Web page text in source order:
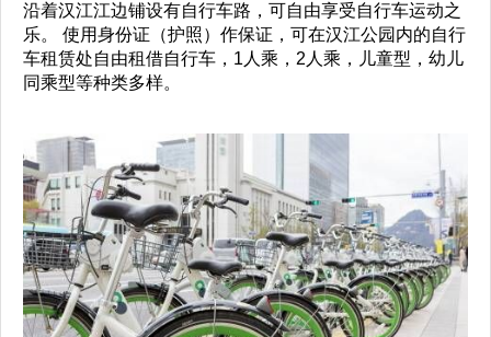
沿着汉江江边铺设有自行车路，可自由享受自行车运动之
乐。 使用身份证（护照）作保证，可在汉江公园内的自行
车租赁处自由租借自行车，1人乘，2人乘，儿童型，幼儿
同乘型等种类多样。